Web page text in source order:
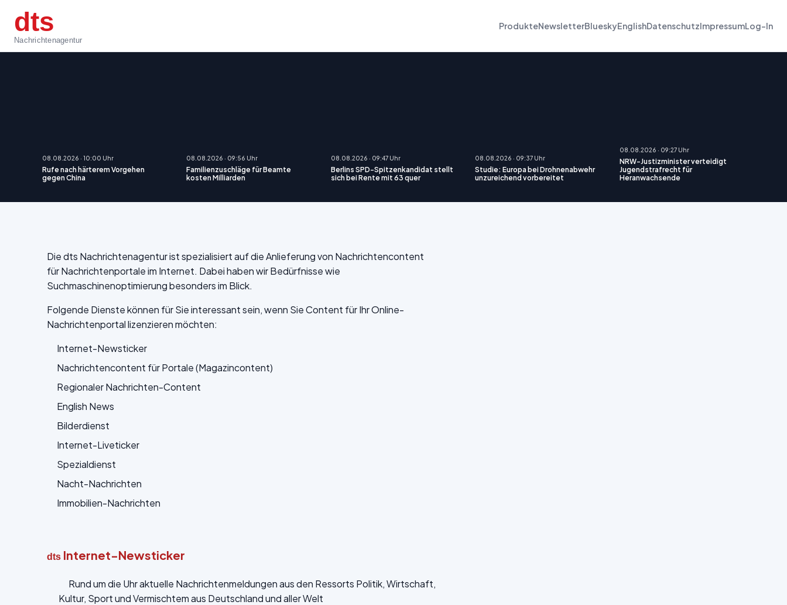
dts
Nachrichtenagentur
ProdukteNewsletterBlueskyEnglishDatenschutzImpressumLog-In
08.08.2026 · 10:00 Uhr
Rufe nach härterem Vorgehen
gegen China
08.08.2026 · 09:56 Uhr
Familienzuschläge für Beamte
kosten Milliarden
08.08.2026 · 09:47 Uhr
Berlins SPD-Spitzenkandidat stellt
sich bei Rente mit 63 quer
08.08.2026 · 09:37 Uhr
Studie: Europa bei Drohnenabwehr
unzureichend vorbereitet
08.08.2026 · 09:27 Uhr
NRW-Justizminister verteidigt
Jugendstrafrecht für
Heranwachsende
Die dts Nachrichtenagentur ist spezialisiert auf die Anlieferung von Nachrichtencontent
für Nachrichtenportale im Internet. Dabei haben wir Bedürfnisse wie
Suchmaschinenoptimierung besonders im Blick.
Folgende Dienste können für Sie interessant sein, wenn Sie Content für Ihr Online-
Nachrichtenportal lizenzieren möchten:
Internet-Newsticker
Nachrichtencontent für Portale (Magazincontent)
Regionaler Nachrichten-Content
English News
Bilderdienst
Internet-Liveticker
Spezialdienst
Nacht-Nachrichten
Immobilien-Nachrichten
dts Internet-Newsticker
Rund um die Uhr aktuelle Nachrichtenmeldungen aus den Ressorts Politik, Wirtschaft,
Kultur, Sport und Vermischtem aus Deutschland und aller Welt